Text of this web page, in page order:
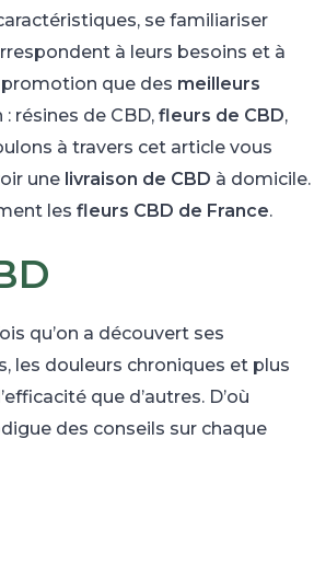
se familiariser
à leurs besoins et à
que des meilleurs
résines de CBD, fleurs de CBD,
à travers cet article vous
une livraison de CBD à domicile.
les fleurs CBD de France.
qu’on a découvert ses
les douleurs chroniques et plus
que d’autres. D’où
des conseils sur chaque